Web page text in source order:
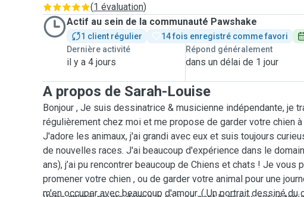
(1 évaluation)
Actif au sein de la communauté Pawshake
1 client régulier 14 fois enregistré comme favori
Dernière activité
il y a 4 jours
Répond généralement
dans un délai de 1 jour
A propos de Sarah-Louise
Bonjour , Je suis dessinatrice & musicienne indépendante, je
régulièrement chez moi et me propose de garder votre chien
J'adore les animaux, j'ai grandi avec eux et suis toujours
de nouvelles races. J'ai beaucoup d'expérience dans le
ans), j’ai pu rencontrer beaucoup de Chiens et chats ! Je vous
promener votre chien , ou de garder votre animal pour une
m'en occuper avec beaucoup d'amour. ( Un portrait dessiné du